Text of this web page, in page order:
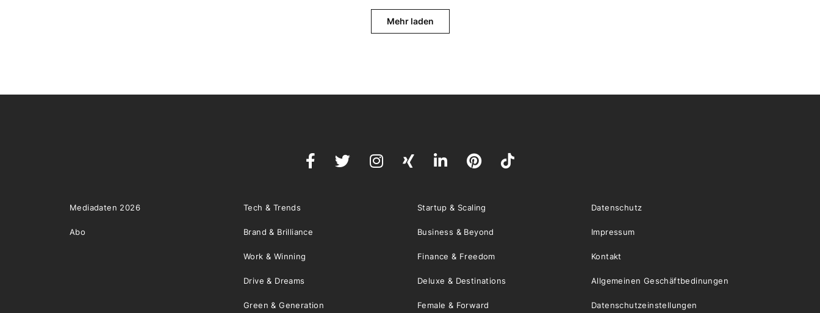
Mehr laden
Mediadaten 2026
Abo
Tech & Trends Startup & Scaling
Brand & Brilliance Business & Beyond
Work & Winning Finance & Freedom
Drive & Dreams Deluxe & Destinations
Green & Generation Female & Forward
Datenschutz
Impressum
Kontakt
Allgemeinen Geschäftbedinungen
Datenschutzeinstellungen